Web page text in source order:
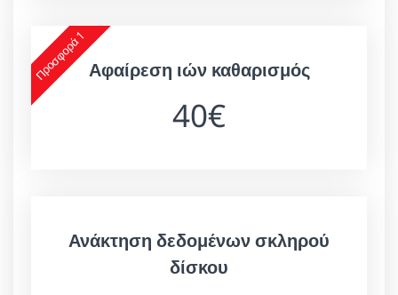
Προσφορά 1Αφαίρεση ιών καθαρισμός
40€
Ανάκτηση δεδομένων σκληρού
δίσκου